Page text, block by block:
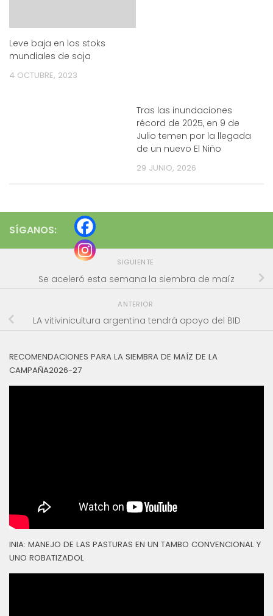
Leve baja en los stoks
mundiales de soja
4 OCTUBRE, 2023
Tras las inundaciones
récord de 2025, en 9 de
Julio temen por la llegada
de un nuevo El Niño
29 JUNIO, 2026
SÍGANOS:
SIGUIENTE
Se aceleró esta semana la siembra de maíz
ANTERIOR
LA vitivinicultura argentina tendrá apoyo del BID
RECOMENDACIONES PARA LA SIEMBRA DE MAÍZ DE LA
CAMPAÑA2026-27
INIA: MANEJO DE LAS PASTURAS EN UN TAMBO CONVENCIONAL Y
UNO ROBATIZADOL